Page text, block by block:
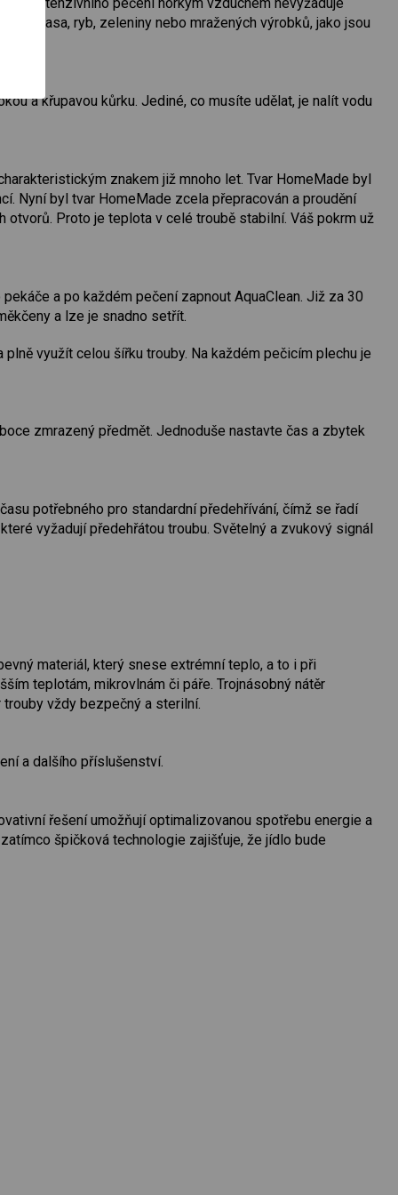
masa, ryb, zeleniny nebo mražených výrobků, jako jsou
a křupavou kůrku. Jediné, co musíte udělat, je nalít vodu
znakem již mnoho let. Tvar HomeMade byl
Nyní byl tvar HomeMade zcela přepracován a proudění
Proto je teplota v celé troubě stabilní. Váš pokrm už
a po každém pečení zapnout AquaClean. Již za 30
a lze je snadno setřít.
využít celou šířku trouby. Na každém pečicím plechu je
zmrazený předmět. Jednoduše nastavte čas a zbytek
potřebného pro standardní předehřívání, čímž se řadí
vyžadují předehřátou troubu. Světelný a zvukový signál
materiál, který snese extrémní teplo, a to i při
teplotám, mikrovlnám či páře. Trojnásobný nátěr
vždy bezpečný a sterilní.
a dalšího příslušenství.
řešení umožňují optimalizovanou spotřebu energie a
špičková technologie zajišťuje, že jídlo bude